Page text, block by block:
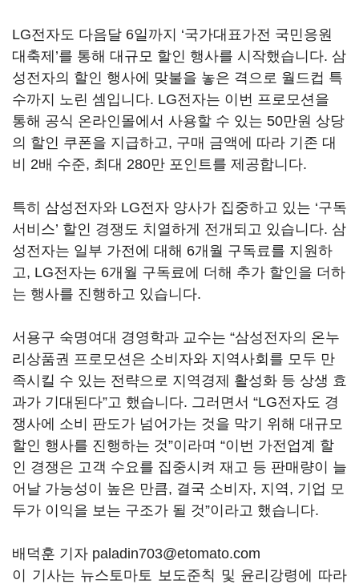
LG전자도 다음달 6일까지 ‘국가대표가전 국민응원
대축제 ’를 통해 대규모 할인 행사를 시작했습니다. 삼
성전자의 할인 행사에 맞불을 놓은 격으로 월드컵 특
수까지 노린 셈입니다. LG전자는 이번 프로모션을
통해 공식 온라인몰에서 사용할 수 있는 50만원 상당
의 할인 쿠폰을 지급하고, 구매 금액에 따라 기존 대
비 2배 수준, 최대 280만 포인트를 제공합니다.
특히 삼성전자와 LG전자 양사가 집중하고 있는 ‘구독
서비스’ 할인 경쟁도 치열하게 전개되고 있습니다. 삼
성전자는 일부 가전에 대해 6개월 구독료를 지원하
고, LG전자는 6개월 구독료에 더해 추가 할인을 더하
는 행사를 진행하고 있습니다.
서용구 숙명여대 경영학과 교수는 “삼성전자의 온누
리상품권 프로모션은 소비자와 지역사회를 모두 만
족시킬 수 있는 전략으로 지역경제 활성화 등 상생 효
과가 기대된다”고 했습니다. 그러면서 “LG전자도 경
쟁사에 소비 판도가 넘어가는 것을 막기 위해 대규모
할인 행사를 진행하는 것”이라며 “이번 가전업계 할
인 경쟁은 고객 수요를 집중시켜 재고 등 판매량이 늘
어날 가능성이 높은 만큼, 결국 소비자, 지역, 기업 모
두가 이익을 보는 구조가 될 것”이라고 했습니다.
배덕훈 기자 paladin703@etomato.com
이 기사는 뉴스토마토 보도준칙 및 윤리강령에 따라